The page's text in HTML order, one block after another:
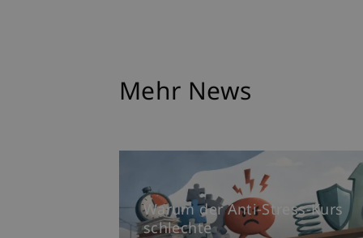
Mehr News
Warum der Anti-Stress-Kurs
schlechte